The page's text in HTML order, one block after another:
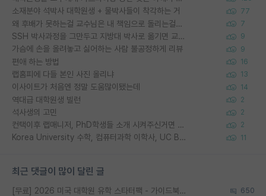
소재분야 석박사 대학원생 + 물박사들이 착각하는 거 77
왜 후배가 못하는걸 교수님은 내 책임으로 돌리는걸까요? 7
SSH 박사과정을 그만두고 지방대 박사로 옮기면 교수의 꿈은 끝일까요? 9
가슴에 손을 올려놓고 싫어하는 사람 불공정하게 리뷰 9
편애 하는 방법 16
랩홈피에 다들 본인 사진 올리냐 13
이사이트가 처음엔 정말 도움많이됐는데 14
역대급 대학원생 빌런 2
석사생의 고민 2
컨택이후 랩매니저, PhD학생들 소개 시켜주신거면 거의 컨펌에 가깝나요? 2
Korea University 수학, 컴퓨터과학 이학사, UC Berkeley 산업공학 대학원 공학박사가 되는 것은 쉽지 않겠죠? 11
최근 댓글이 많이 달린 글
[무료] 2026 미국 대학원 유학 스타터팩 - 가이드북 & 합격자 컨택메일 템플릿 650